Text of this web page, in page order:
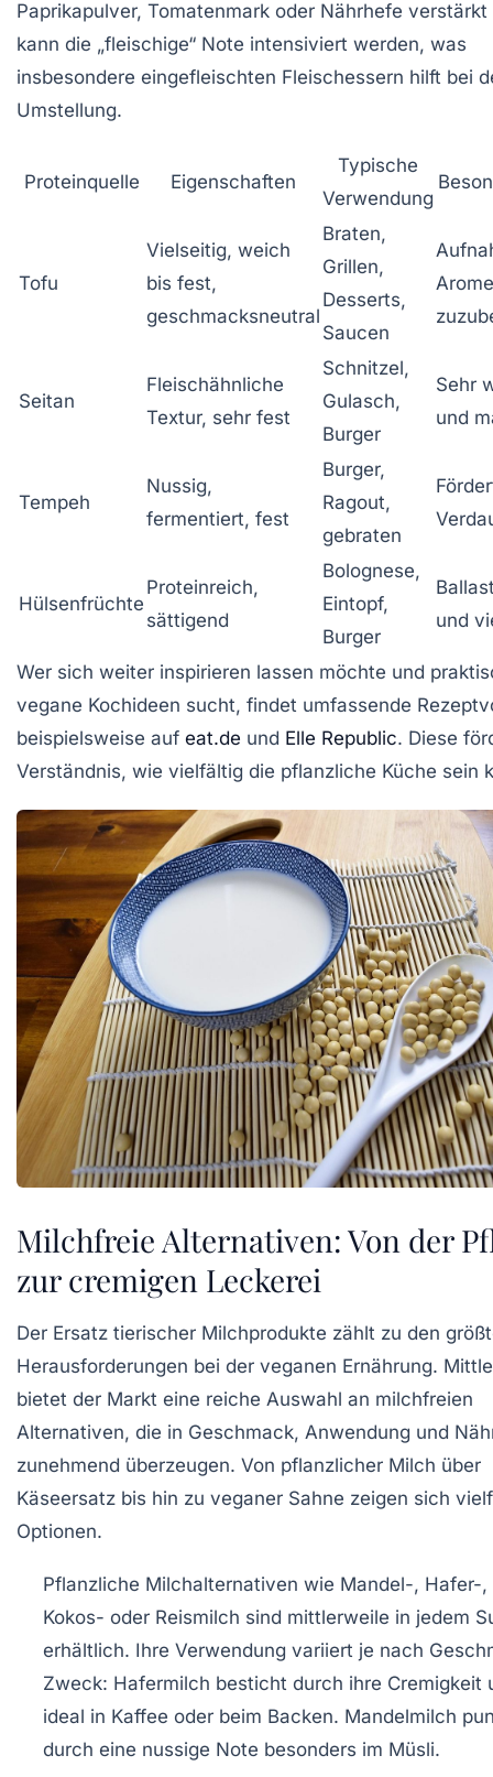
Paprikapulver, Tomatenmark oder Nährhefe verstärkt
kann die „fleischige“ Note intensiviert werden, was
insbesondere eingefleischten Fleischessern hilft bei
Umstellung.
Proteinquelle Eigenschaften
Typische
Verwendung
Tofu
Vielseitig, weich
bis fest,
geschmacksneutral
Braten,
Grillen,
Desserts,
Saucen
Seitan
Fleischähnliche
Textur, sehr fest
Schnitzel,
Gulasch,
Burger
Sehr
und
Tempeh
Nussig,
fermentiert, fest
Burger,
Ragout,
gebraten
Hülsenfrüchte
Proteinreich,
sättigend
Bolognese,
Eintopf,
Burger
und
Wer sich weiter inspirieren lassen möchte und
vegane Kochideen sucht, findet umfassende
beispielsweise auf eat.de und Elle Republic. Diese
Verständnis, wie vielfältig die pflanzliche Küche sein
Milchfreie Alternativen: Von der
zur cremigen Leckerei
Der Ersatz tierischer Milchprodukte zählt zu den
Herausforderungen bei der veganen Ernährung.
bietet der Markt eine reiche Auswahl an milchfreien
Alternativen, die in Geschmack, Anwendung und
zunehmend überzeugen. Von pflanzlicher Milch über
Käseersatz bis hin zu veganer Sahne zeigen sich
Optionen.
Pflanzliche Milchalternativen wie Mandel-, Hafer-,
Kokos- oder Reismilch sind mittlerweile in jedem
erhältlich. Ihre Verwendung variiert je nach
Zweck: Hafermilch besticht durch ihre Cremigkeit
ideal in Kaffee oder beim Backen. Mandelmilch
durch eine nussige Note besonders im Müsli.